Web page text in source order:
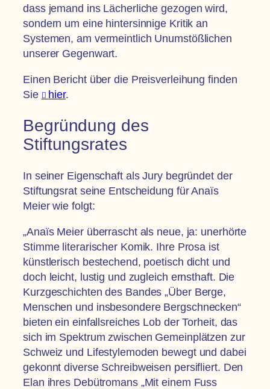
dass jemand ins Lächerliche gezogen wird,
sondern um eine hintersinnige Kritik an
Systemen, am vermeintlich Unumstößlichen
unserer Gegenwart.
Einen Bericht über die Preisverleihung finden
Sie
hier.
Begründung des
Stiftungsrates
In seiner Eigenschaft als Jury begründet der
Stiftungsrat seine Entscheidung für Anaïs
Meier wie folgt:
„Anaïs Meier überrascht als neue, ja: unerhörte
Stimme literarischer Komik. Ihre Prosa ist
künstlerisch bestechend, poetisch dicht und
doch leicht, lustig und zugleich ernsthaft. Die
Kurzgeschichten des Bandes „Über Berge,
Menschen und insbesondere Bergschnecken“
bieten ein einfallsreiches Lob der Torheit, das
sich im Spektrum zwischen Gemeinplätzen zur
Schweiz und Lifestylemoden bewegt und dabei
gekonnt diverse Schreibweisen persifliert. Den
Elan ihres Debütromans „Mit einem Fuss